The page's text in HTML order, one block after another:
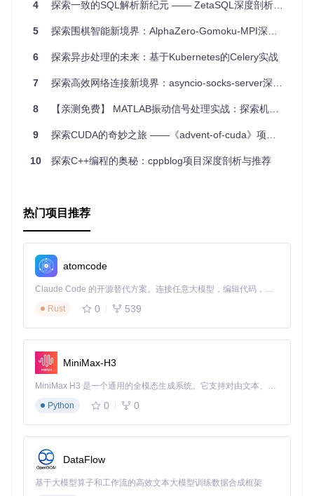
ow.set 和 flow.get等，使得多步骤异步操作间的数据传递
变得轻而易举。
息，这对于调试是一个巨大的福音。
AsyncBlock是Node.js异步编程领域的一大革新尝试，它不仅
试图解决异步编程中的痛点，还提供了灵活性和控制力的完美
平衡。无论是新手还是经验丰富的开发者，都能从中找到提升
工作效率的钥匙，享受更加优雅、高效的异步编程体验。如果
您的项目中充满了错综复杂的异步调用，不妨尝试引入Async
步代码一般自然。
4 探索一致的SQL解析新纪元 —— ZetaSQL深度剖析与应用指南
5 探索围棋智能新境界：AlphaZero-Gomoku-MPI深度解析与应用探索
6 探索异步处理的未来：基于Kubernetes的Celery实战
7 探索高效网络连接新境界：asyncio-socks-server深度解析与推荐
8 【亲测免费】 MATLAB振动信号处理实战：探索机械世界的秘密语言
9 探索CUDA的奇妙之旅 ——《advent-of-cuda》项目深度剖析
10 探索C++编程的奥秘：cppblog项目深度剖析与推荐
热门项目推荐
atomcode
Claude Code 的开源替代方案。连接任意大模型，编辑代码，运行命令，自动验证 — 全自动执行。用 Rust 构建，极致性能。 ｜ An open-source alternative to Claude Code. Connect any LLM, edit code, run commands, and verify changes — autonomously. Built in Rust for speed. Get Started
Rust
0 539
MiniMax-H3
MiniMax H3 是一个通用的全模态生成系统。它支持对由文本、图像、视频和音频组成的多模态上下文进行统一理解，并能生成分辨率高达 2K、时长可达 15 秒的带原生立体声音频的视频。得益于面向任务泛化的系统设计，H3 在预训练阶段就已具备广泛的多模态上下文理解与生成能力，能够出色地执行复杂的多模态指令。
Python
0 0
DataFlow
基于大模型算子和工作流的高效文本大模型训练数据合成框架